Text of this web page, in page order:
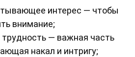
интерес — чтобы
внимание;
— важная часть
накал и интригу;